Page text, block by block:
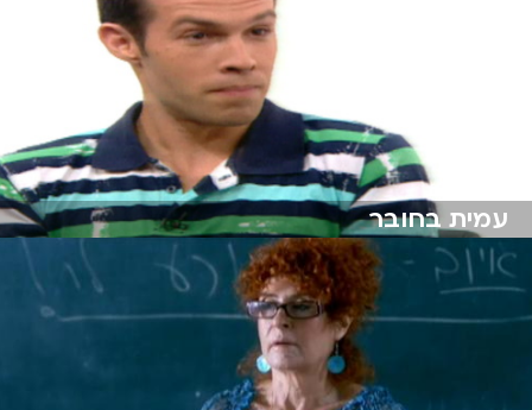
עמית בחובר